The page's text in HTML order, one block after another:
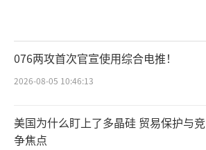
076两攻首次官宣使用综合电推！
2026-08-05 10:46:13
美国为什么盯上了多晶硅 贸易保护与竞
争焦点